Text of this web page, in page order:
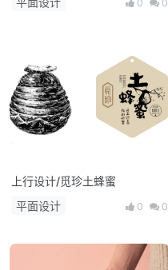
0 0
上行设计/觅珍土蜂蜜
平面设计
0 0